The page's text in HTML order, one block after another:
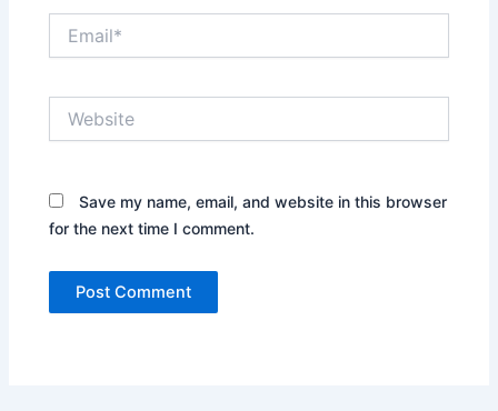
Save my name, email, and website in this browser
for the next time I comment.